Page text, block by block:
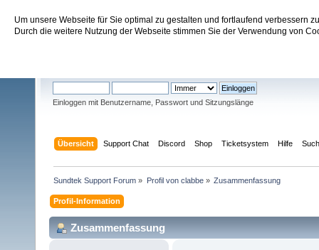
Um unsere Webseite für Sie optimal zu gestalten und fortlaufend verbessern
Durch die weitere Nutzung der Webseite stimmen Sie der Verwendung von
Sundtek Support Forum
Einloggen mit Benutzername, Passwort und Sitzungslänge
Übersicht Support Chat Discord Shop Ticketsystem Hilfe
Sundtek Support Forum » Profil von clabbe» Zusammenfassung
Profil-Information
Zusammenfassung